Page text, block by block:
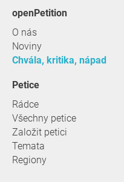
openPetition
O nás
Noviny
Chvála, kritika, nápad
Petice
Rádce
Všechny petice
Založit petici
Temata
Regiony